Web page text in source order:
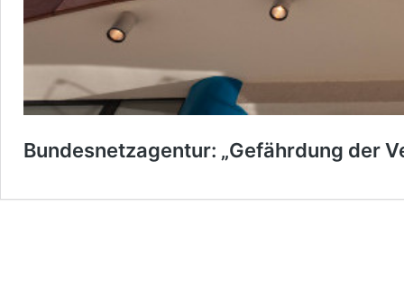
Bundesnetzagentur: „Gefährdung der